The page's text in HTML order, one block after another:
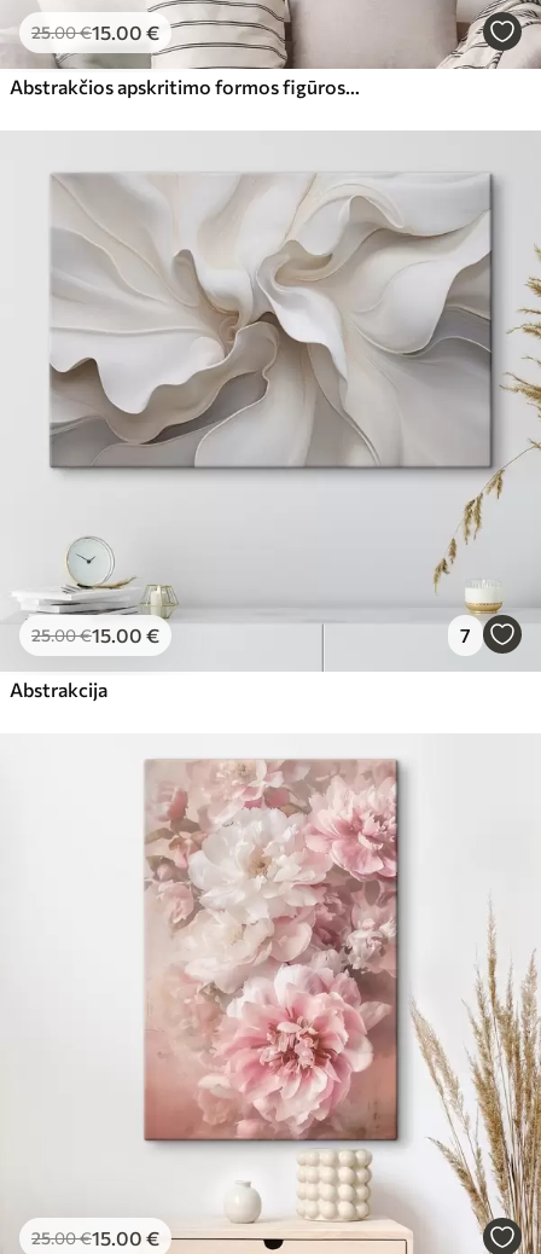
25.00€15.00 €
Abstrakčios apskritimo formos figūros su lapais neutralių atspalvių
25.00€15.00 € 7
Abstrakcija
25.00€15.00 €